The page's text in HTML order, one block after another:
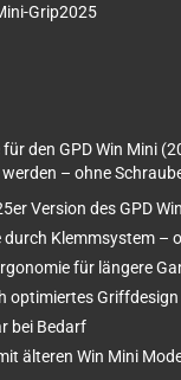
Grip2025
den GPD Win Mini
– ohne
Version des GPD
Klemmsystem –
für längere
optimiertes Griffdesign
bei Bedarf
älteren Win Mini